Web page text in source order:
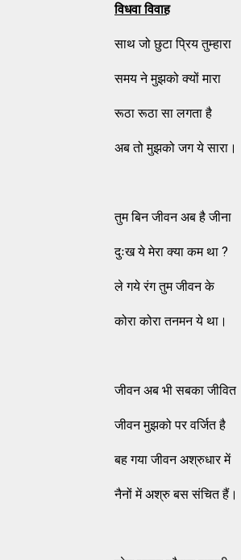
विधवा विवाह
साथ जो छुटा प्रिय तुम्हारा
समय ने मुझको क्यों मारा
रूठा रूठा सा लगता है
अब तो मुझको जग ये सारा।
तुम बिन जीवन अब है जीना
दुःख ये मेरा क्या कम था ?
ले गये रंग तुम जीवन के
कोरा कोरा तनमन ये था।
जीवन अब भी सबका जीवित
जीवन मुझको पर वर्जित है
बह गया जीवन अश्रुधार में
नैनों में अश्रु बस संचित हैं।